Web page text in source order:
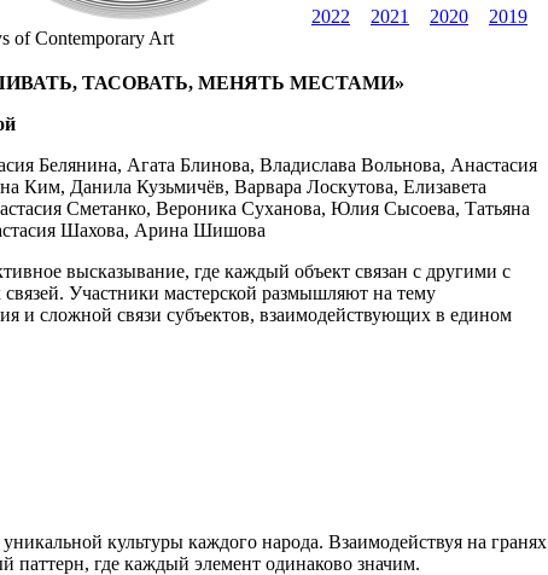
2022 2021 2020 2019
of Contemporary Art
ТАСОВАТЬ, МЕНЯТЬ МЕСТАМИ»
Белянина, Агата Блинова, Владислава Вольнова, Анастасия
Ким, Данила Кузьмичёв, Варвара Лоскутова, Елизавета
Сметанко, Вероника Суханова, Юлия Сысоева, Татьяна
Шахова, Арина Шишова
высказывание, где каждый объект связан с другими с
Участники мастерской размышляют на тему
и сложной связи субъектов, взаимодействующих в едином
культуры каждого народа. Взаимодействуя на гранях
паттерн, где каждый элемент одинаково значим.